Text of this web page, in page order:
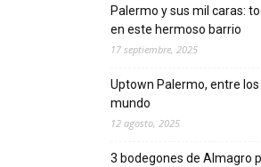
Palermo y sus mil caras:
en este hermoso barrio
17 septiembre, 2025
Uptown Palermo, entre
mundo
12 agosto, 2025
3 bodegones de Almagro